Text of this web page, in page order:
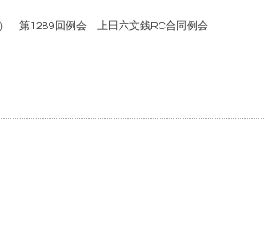
第1289回例会 上田六文銭RC合同例会